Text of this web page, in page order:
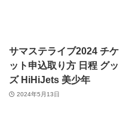
サマステライブ2024 チケ
ット申込取り方 日程 グッ
ズ HiHiJets 美少年
2024年5月13日